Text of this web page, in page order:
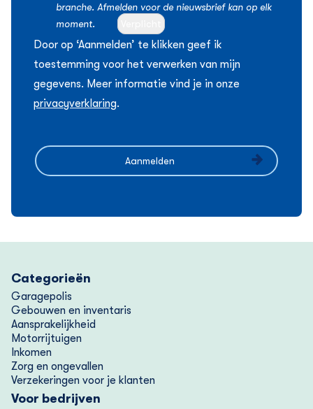
branche. Afmelden voor de nieuwsbrief kan op elk
moment.
Door op ‘Aanmelden’ te klikken geef ik
toestemming voor het verwerken van mijn
gegevens. Meer informatie vind je in onze
privacyverklaring.
Categorieën
Garagepolis
Gebouwen en inventaris
Aansprakelijkheid
Motorrijtuigen
Inkomen
Zorg en ongevallen
Verzekeringen voor je klanten
Voor bedrijven